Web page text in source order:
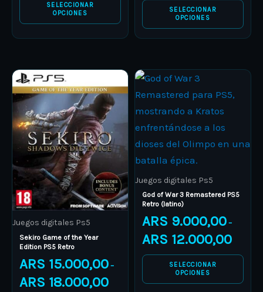
SELECCIONAR
OPCIONES
SELECCIONAR
OPCIONES
Juegos digitales Ps5
Sekiro Game of the Year
Edition PS5 Retro
ARS 15.000,00 –
ARS 18.000,00
ARS 15.000,00
through
ARS 18.000,00
This
product
has
multiple
variants.
The
options
may
be
chosen
on
the
product
Juegos digitales Ps5
God of War 3 Remastered PS5
Retro (latino)
ARS 9.000,00 –
ARS 12.000,00
ARS
through
SELECCIONAR
OPCIONES
This
product
has
multiple
variants.
The
options
may
be
chosen
on
the